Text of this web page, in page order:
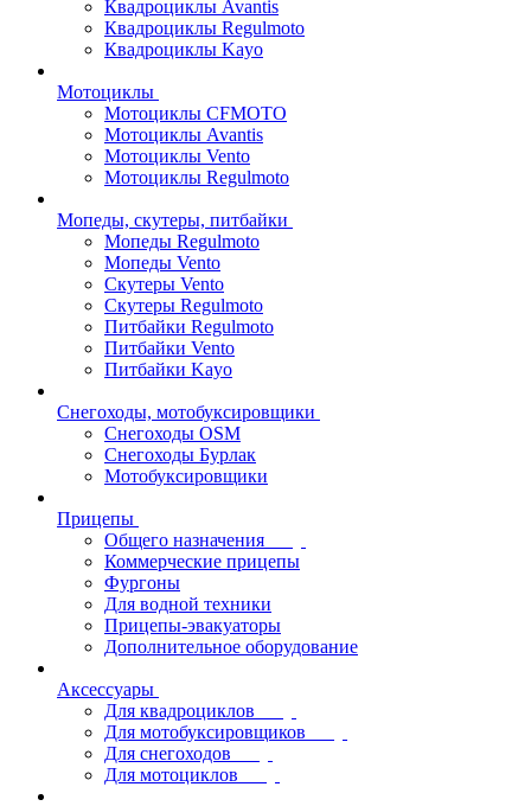
Квадроциклы Avantis
Квадроциклы Regulmoto
Квадроциклы Kayo
Мотоциклы
Мотоциклы CFMOTO
Мотоциклы Avantis
Мотоциклы Vento
Мотоциклы Regulmoto
Мопеды, скутеры, питбайки
Мопеды Regulmoto
Мопеды Vento
Скутеры Vento
Скутеры Regulmoto
Питбайки Regulmoto
Питбайки Vento
Питбайки Kayo
Снегоходы, мотобуксировщики
Снегоходы OSM
Снегоходы Бурлак
Мотобуксировщики
Прицепы
Общего назначения
Коммерческие прицепы
Фургоны
Для водной техники
Прицепы-эвакуаторы
Дополнительное оборудование
Аксессуары
Для квадроциклов
Для мотобуксировщиков
Для снегоходов
Для мотоциклов